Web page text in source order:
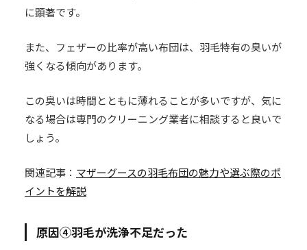
に顕著です。
また、フェザーの比率が高い布団は、羽毛特有の臭いが
強くなる傾向があります。
この臭いは時間とともに薄れることが多いですが、気に
なる場合は専門のクリーニング業者に相談すると良いで
しょう。
関連記事： マザーグースの羽毛布団の魅力や選ぶ際のポ
イントを解説
原因④羽毛が洗浄不足だった